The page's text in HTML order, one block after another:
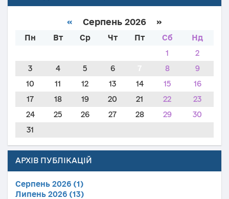
« Серпень 2026 »
Пн Вт Ср Чт Пт Сб
Нд
1
2
3
4 5 6 8
9
10
11 12 13 14 15
16
17
18 19 20 21 22
23
24
25 26 27 28 29
30
31
АРХІВ ПУБЛІКАЦІЙ
Серпень 2026 (1)
Липень 2026 (13)